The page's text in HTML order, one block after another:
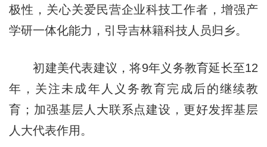
极性，关心关爱民营企业科技工作者，增强产
学研一体化能力，引导吉林籍科技人员归乡。
初建美代表建议，将9年义务教育延长至12
年，关注未成年人义务教育完成后的继续教
育；加强基层人大联系点建设，更好发挥基层
人大代表作用。